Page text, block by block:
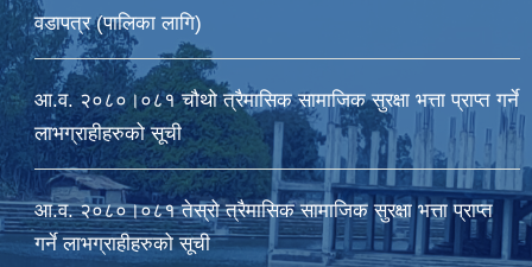
वडापत्र (पालिका लागि)
आ‍.व. २०८०।०८१ चौथो त्रैमासिक सामाजिक सुरक्षा भत्ता प्राप्त गर्ने
लाभग्राहीहरुको सूची
आ‍.व. २०८०।०८१ तेस्रो त्रैमासिक सामाजिक सुरक्षा भत्ता प्राप्त
गर्ने लाभग्राहीहरुको सूची